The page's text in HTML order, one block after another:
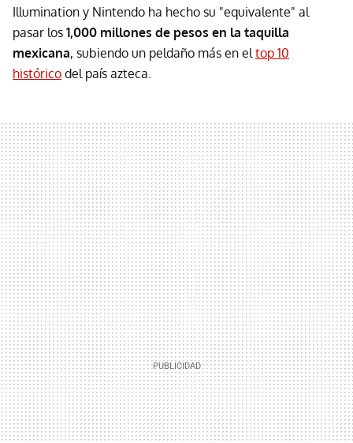
Illumination y Nintendo ha hecho su "equivalente" al
pasar los 1,000 millones de pesos en la taquilla
mexicana, subiendo un peldaño más en el top 10
histórico del país azteca.